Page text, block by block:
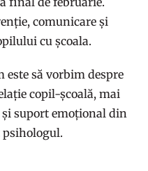
comunicare și
cu școala.
este să vorbim despre
copil-școală, mai
și suport emoțional din